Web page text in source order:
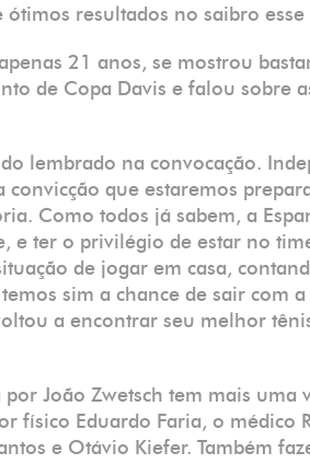
resultados no saibro esse
21 anos, se mostrou
de Copa Davis e falou sobre
lembrado na convocação.
que estaremos
Como todos já sabem, a
e ter o privilégio de estar no
de jogar em casa,
sim a chance de sair com
a encontrar seu melhor
por João Zwetsch tem mais uma
físico Eduardo Faria, o médico
e Otávio Kiefer. Também